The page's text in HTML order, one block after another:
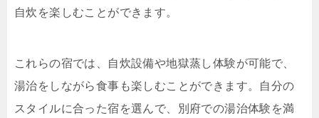
自炊を楽しむことができます。
これらの宿では、自炊設備や地獄蒸し体験が可能で、
湯治をしながら食事も楽しむことができます。自分の
スタイルに合った宿を選んで、別府での湯治体験を満